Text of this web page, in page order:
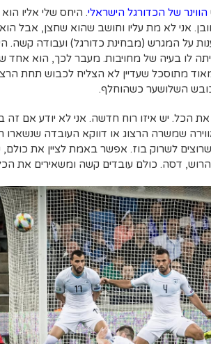
הווינר של הכדורגל הישראלי. היחס שלי אליו
אני לא מת עליו וחושב שהוא שחצן, אבל הוא
על המגרש (מבחינת כדורגל) ועבודה קשה.
לו בעיה של מחויבות. מעבר לכך, הוא אחד
מתוסכל שעדיין לא הצליח לכבוש תחת
השלושער כשהוחלף.
הכל. יש איזו רוח חדשה. אני לא יודע אם זה
שמשרה הרצוג או דווקא העובדה
לשרוק בוז. אפשר באמת לציין את
דסה. כולם עובדים קשה ומשאירים את